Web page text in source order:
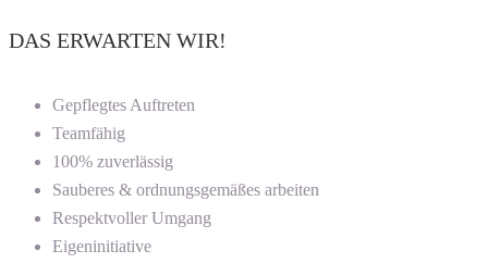
DAS ERWARTEN WIR!
Gepflegtes Auftreten
Teamfähig
100% zuverlässig
Sauberes & ordnungsgemäßes arbeiten
Respektvoller Umgang
Eigeninitiative